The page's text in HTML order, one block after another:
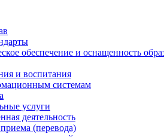
обеспечение и оснащенность
и воспитания
системам
услуги
деятельность
(перевода)